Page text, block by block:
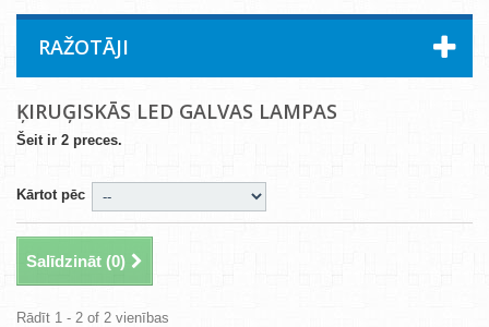
RAŽOTĀJI
ĶIRUĢISKĀS LED GALVAS LAMPAS
Šeit ir 2 preces.
Kārtot pēc
Salīdzināt (0)
Rādīt 1 - 2 of 2 vienības